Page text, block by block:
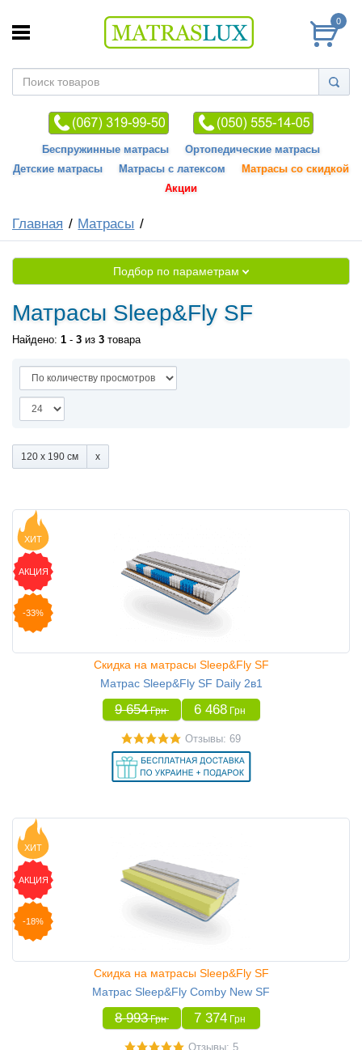
0
Беспружинные матрасы
Ортопедические матрасы
Детские матрасы
Матрасы с латексом
Матрасы со скидкой
Акции
Главная Матрасы
Подбор по параметрам
Матрасы Sleep&Fly SF
Найдено: 1 - 3 из 3 товара
120 x 190 см
ХИТ
АКЦИЯ
-33%
Скидка на матрасы Sleep&Fly SF
Матрас Sleep&Fly SF Daily 2в1
9 654 Грн 6 468 Грн
Отзывы: 69
ХИТ
АКЦИЯ
-18%
Скидка на матрасы Sleep&Fly SF
Матрас Sleep&Fly Comby New SF
8 993 Грн 7 374 Грн
Отзывы: 5